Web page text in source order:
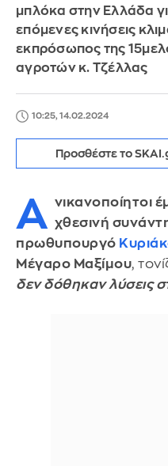
μπλόκα στην Ελλάδα
επόμενες κινήσεις
εκπρόσωπος της
αγροτών κ. Τζέλλας
10:25, 14.02.2024
Προσθέστε το
Α νικανοποίητοι
χθεσινή
πρωθυπουργό
Μέγαρο Μαξίμου,
δεν δόθηκαν λύσεις